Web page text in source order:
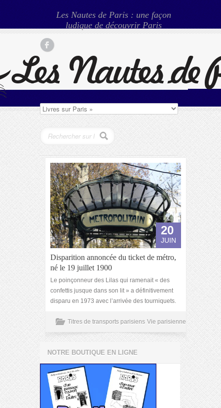
Les Nautes de Paris : une façon
ludique de découvrir Paris
20
JUIN
Disparition annoncée du ticket de métro,
né le 19 juillet 1900
Le poinçonneur des Lilas qui ramenait « des
confettis jusque dans son lit » a définitivement
disparu en 1973 avec l’arrivée des tourniquets.
Titres de transports parisiens Vie parisienne
NOTRE BOUTIQUE EN LIGNE